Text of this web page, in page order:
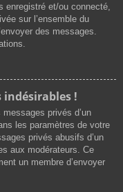
enregistré et/ou connecté,
sur l’ensemble du
des messages.
indésirables !
privés d’un
les paramètres de votre
privés abusifs d’un
aux modérateurs. Ce
un membre d’envoyer